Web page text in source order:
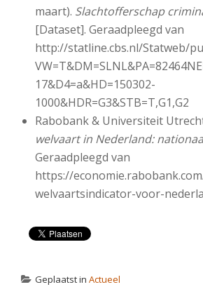
maart). Slachtofferschap
[Dataset]. Geraadpleegd van
http://statline.cbs.nl/Statweb/
17&D4=a&HD=150302-
1000&HDR=G3&STB=T,G1,G2
Rabobank & Universiteit
welvaart in Nederland:
Geraadpleegd van
https://
welvaartsindicator-voor-
Geplaatst in Actueel